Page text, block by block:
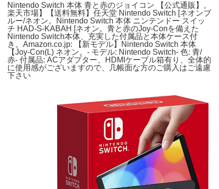
Nintendo Switch 本体 青と赤のジョイコン 【公式通販】。
楽天市場】【送料無料】任天堂 Nintendo Switch [ネオンブ
ルー/ネオン。Nintendo Switch 本体 ニンテンドー スイッ
チ HAD-S-KABAH [ネオン。青と赤のJoy-Conを備えた
Nintendo Switch本体、充実した付属品と本体ケース付
き。Amazon.co.jp: 【新モデル】Nintendo Switch 本体
【Joy-Con(L) ネオン。- モデル: Nintendo Switch- 色: 青/
赤- 付属品: ACアダプター、HDMIケーブル箱有り、全体的
に使用感がございますので、几帳面な方のご購入はご遠慮
下さい